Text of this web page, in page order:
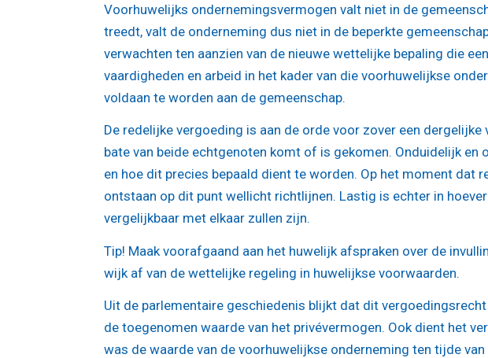
Voorhuwelijks ondernemingsvermogen valt niet in de
treedt, valt de onderneming dus niet in de beperkte
verwachten ten aanzien van de nieuwe wettelijke bepaling die
vaardigheden en arbeid in het kader van die voorhuwelijkse
voldaan te worden aan de gemeenschap.
De redelijke vergoeding is aan de orde voor zover een
bate van beide echtgenoten komt of is gekomen. Onduidelijk en
en hoe dit precies bepaald dient te worden. Op het moment dat
ontstaan op dit punt wellicht richtlijnen. Lastig is echter in
vergelijkbaar met elkaar zullen zijn.
Tip! Maak voorafgaand aan het huwelijk afspraken over de
wijk af van de wettelijke regeling in huwelijkse voorwaarden.
Uit de parlementaire geschiedenis blijkt dat dit
de toegenomen waarde van het privévermogen. Ook dient het
was de waarde van de voorhuwelijkse onderneming ten tijde